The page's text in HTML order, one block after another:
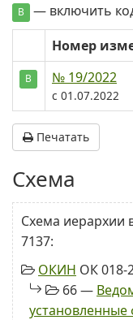
В
— включить
Номер
В № 19/2022
с 01.07.2022
Печатать
Схема
Схема иерархии
7137:
ОКИН ОК 018-
66 —